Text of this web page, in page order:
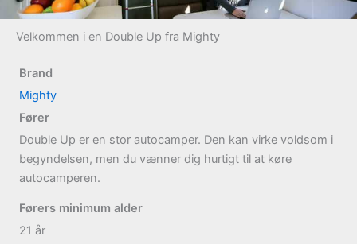
Velkommen i en Double Up fra Mighty
Brand
Mighty
Fører
Double Up er en stor autocamper. Den kan virke voldsom i
begyndelsen, men du vænner dig hurtigt til at køre
autocamperen.
Førers minimum alder
21 år